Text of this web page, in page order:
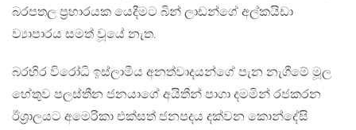
බරපතල ප්‍රහාරයක යෙදීමට බින් ලාඩන්ගේ අල්කයිඩා
ව්‍යාපාරය සමත් වූයේ නැත.
බරහිර විරෝධි ඉස්ලාමීය අනත්වාදයන්ගේ පැන නැගීමේ මූල
හේතුව පලස්තීන ජනයාගේ අයිතීන් පාගා දමමින් රජකරන
ඊශ්‍රාලයට අමෙරිකා එක්සත් ජනපදය දක්වන කොන්දේසි